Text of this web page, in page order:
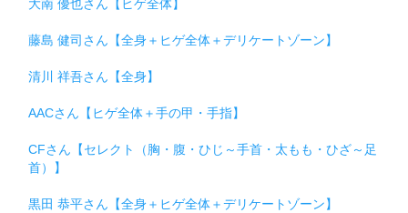
大南 優也さん【ヒゲ全体】
藤島 健司さん【全身＋ヒゲ全体＋デリケートゾーン】
清川 祥吾さん【全身】
AACさん【ヒゲ全体＋手の甲・手指】
CFさん【セレクト（胸・腹・ひじ～手首・太もも・ひざ～足
首）】
黒田 恭平さん【全身＋ヒゲ全体＋デリケートゾーン】